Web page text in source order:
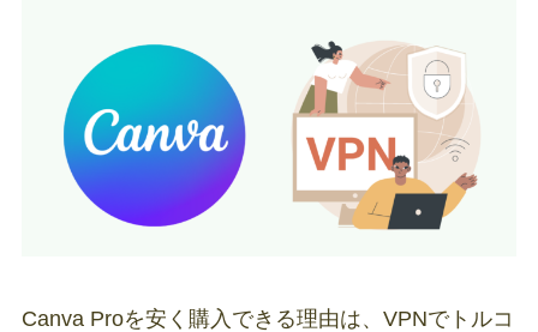
Canva Proを安く購入できる理由は、VPNでトルコ